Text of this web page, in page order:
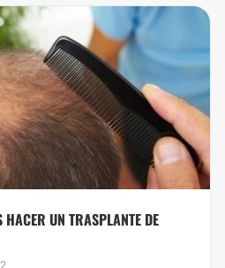
HACER UN TRASPLANTE DE